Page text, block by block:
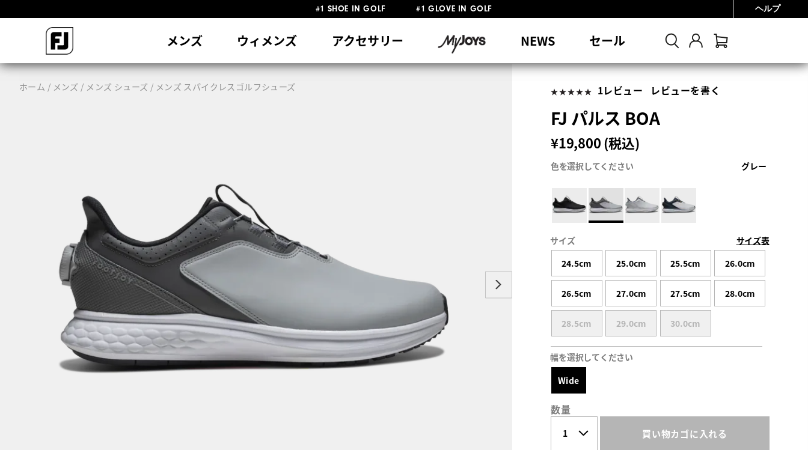
#1 SHOE IN GOLF #1 GLOVE IN GOLF
ヘルプ
メンズ ウィメンズ アクセサリー NEWS セール
ホーム メンズ メンズ シューズ メンズ スパイクレスゴルフシューズ 1レビュー レビューを書く
FJ パルス BOA
¥19,800 (税込)
色を選択してください グレー
サイズ
サイズ表
24.5cm
25.0cm 25.5cm 26.0cm
26.5cm 27.0cm 27.5cm 28.0cm
28.5cm 29.0cm 30.0cm
幅を選択してください
Wide
数量
買い物カゴに入れる